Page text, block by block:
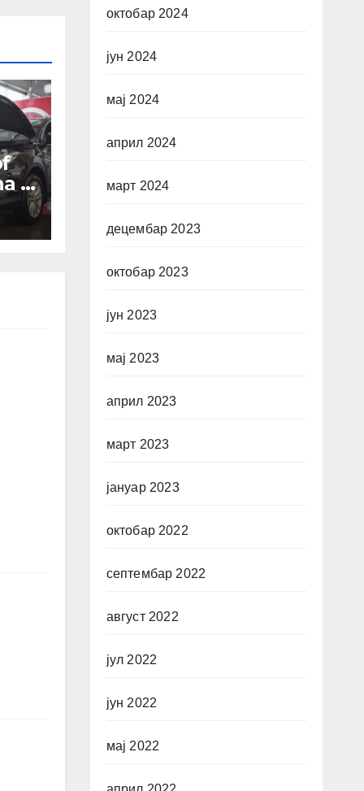
u
октобар 2024
јун 2024
мај 2024
април 2024
март 2024
децембар 2023
октобар 2023
јун 2023
мај 2023
април 2023
март 2023
јануар 2023
октобар 2022
септембар 2022
август 2022
јул 2022
јун 2022
мај 2022